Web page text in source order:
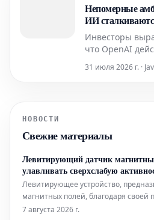
интерпретируя
узнаваемых лет
Непомерные
ИИ
стрит
Инвесторы
что OpenAI
компания
31 июля 2026 г. ·
НОВОСТИ
Свежие материалы
Левитирующий датчик
улавливать сверхслабую
Левитирующее устройство,
магнитных полей, благодаря своей
может составить конкуренцию
7 августа 2026 г.